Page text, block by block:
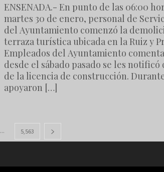
ENSENADA.- En punto de las 06:00
martes 30 de enero, personal de
del Ayuntamiento comenzó la
terraza turística ubicada en la Ruiz y
Empleados del Ayuntamiento
desde el sábado pasado se les notificó
de la licencia de construcción.
apoyaron […]
... 5,563